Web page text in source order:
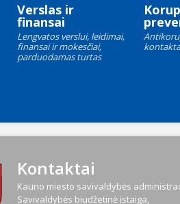
Verslas ir
finansai
Lengvatos verslui, leidimai,
finansai ir mokesčiai,
parduodamas turtas
Kontaktai
Kauno miesto savivaldybės
Savivaldybės biudžetinė įstaiga,